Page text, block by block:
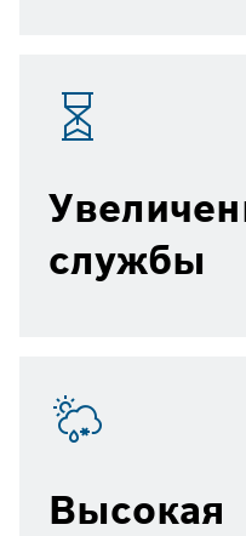
службы
Высокая